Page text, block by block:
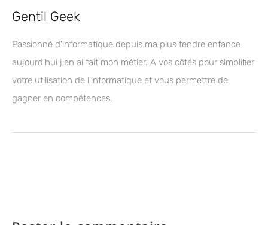
Gentil Geek
Passionné d'informatique depuis ma plus tendre enfance
aujourd'hui j'en ai fait mon métier. A vos côtés pour simplifier
votre utilisation de l'informatique et vous permettre de
gagner en compétences.